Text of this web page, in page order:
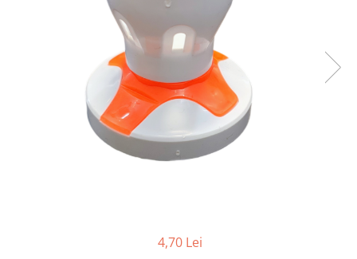
Corpuri de iluminat
Spoturi LED
Corpuri Led - industriale
4,70 Lei